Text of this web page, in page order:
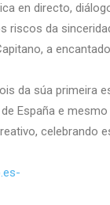
en directo,
riscos da
a
da súa primeira
España e
celebrando